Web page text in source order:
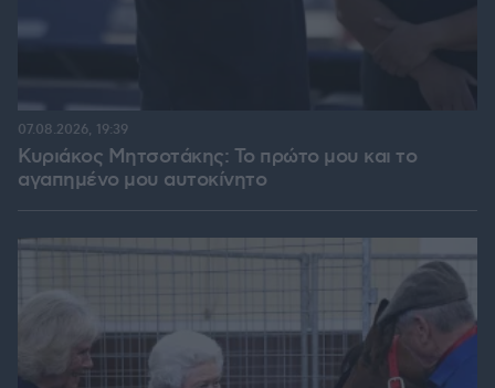
Κυριάκος Μητσοτάκης: Το πρώτο μου και το
αγαπημένο μου αυτοκίνητο
07.08.2026, 19:39